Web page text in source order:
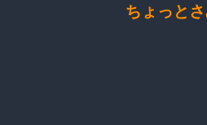
ちょっと